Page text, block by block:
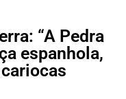
“A Pedra
espanhola,